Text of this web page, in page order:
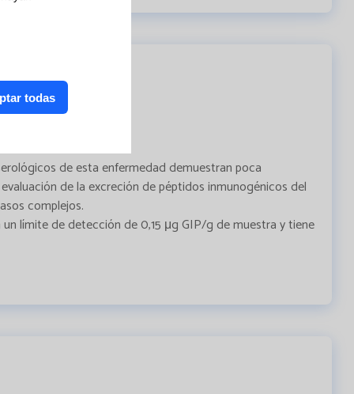
de esta enfermedad demuestran poca
de la excreción de péptidos inmunogénicos del
complejos.
límite de detección de 0,15 μg GIP/g de muestra y tiene
todas